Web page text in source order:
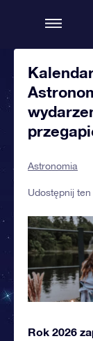
Astronomia
Udostępnij ten
Rok 2026